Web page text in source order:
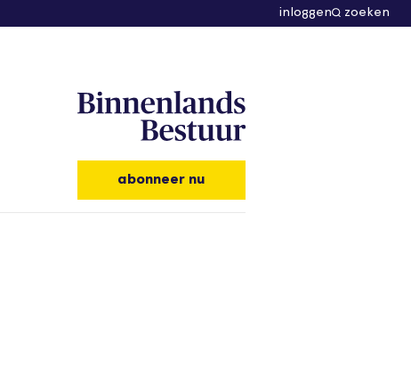
inloggen zoeken
abonneer nu